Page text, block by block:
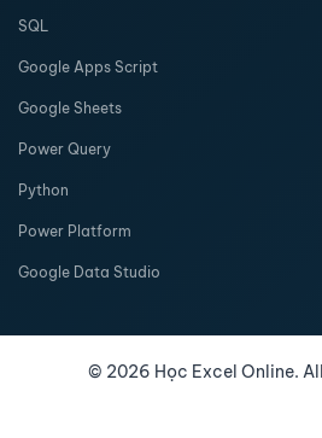
SQL
Google Apps Script
Google Sheets
Power Query
Python
Power Platform
Google Data Studio
© 2026 Học Excel Online.